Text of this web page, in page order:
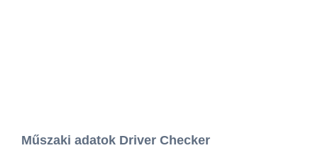
Műszaki adatok Driver Checker